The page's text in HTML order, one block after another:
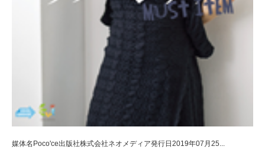
媒体名Poco'ce出版社株式会社ネオメディア発行日2019年07月25...